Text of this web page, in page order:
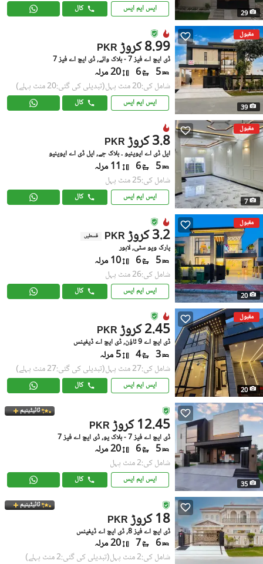
29 ایس ایم ایس کال
مقبول
39
PKR 8.99 کروڑ
ڈی ایچ اے فیز 7 - بلاک وائے, ڈی ایچ اے فیز 7
5
6 20 مرلہ
شامل کی:20 منٹ پہل (تبدیلی کی گئی:20 منٹ پہلے)
ایس ایم ایس کال
مقبول
7
PKR 3.8 کروڑ
ایل ڈی اے ایوینیو ۔ بلاک جے, ایل ڈی اے ایوینیو
5
6 11 مرلہ
شامل کی:25 منٹ پہل
ایس ایم ایس کال
مقبول
20
PKR 3.2 کروڑ قسطیں
پارک ویو سٹی, لاہور
5
6 10 مرلہ
شامل کی:26 منٹ پہل
ایس ایم ایس کال
مقبول
20
PKR 2.45 کروڑ
ڈی ایچ اے 9 ٹاؤن, ڈی ایچ اے ڈیفینس
3
4 5 مرلہ
شامل کی:27 منٹ پہل (تبدیلی کی گئی:27 منٹ پہلے)
ایس ایم ایس کال
35
ٹائیٹینیم
PKR 12.45 کروڑ
ڈی ایچ اے فیز 7 - بلاک یو, ڈی ایچ اے فیز 7
5
6 20 مرلہ
شامل کی:2 منٹ پہل
ایس ایم ایس کال
ٹائیٹینیم
PKR 18 کروڑ
ڈی ایچ اے فیز 8, ڈی ایچ اے ڈیفینس
6
7 20 مرلہ
شامل کی:2 منٹ پہل (تبدیلی کی گئی:2 منٹ پہلے)